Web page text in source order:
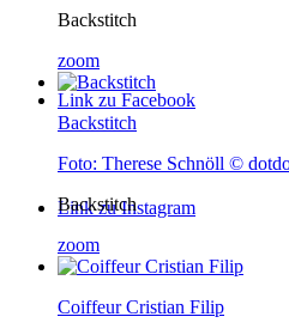
Link zu Facebook
Link zu Instagram
Backstitch
zoom
Backstitch
Foto: Therese Schnöll ©
Backstitch
zoom
Coiffeur Cristian Filip